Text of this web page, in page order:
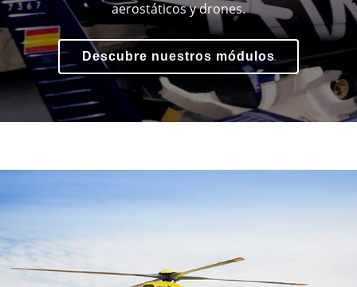
aerostáticos y drones.
Descubre nuestros módulos